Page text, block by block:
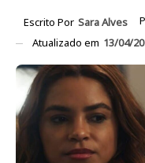
Escrito Por Sara Alves
Atualizado em 13/04/